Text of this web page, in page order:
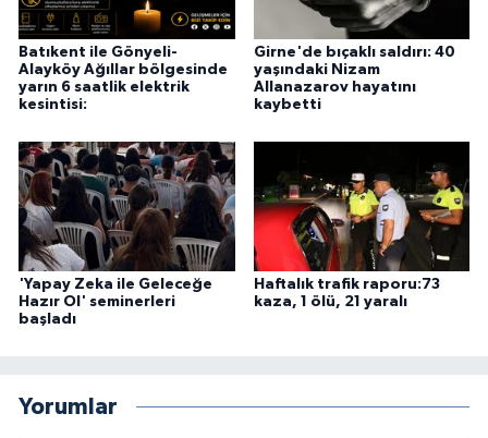
Batıkent ile Gönyeli-
Alayköy Ağıllar bölgesinde
yarın 6 saatlik elektrik
kesintisi:
Girne'de bıçaklı saldırı: 40
yaşındaki Nizam
Allanazarov hayatını
kaybetti
'Yapay Zeka ile Geleceğe
Hazır Ol' seminerleri
başladı
Haftalık trafik raporu:73
kaza, 1 ölü, 21 yaralı
Yorumlar